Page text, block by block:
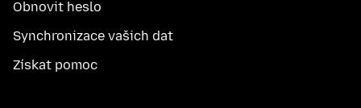
Obnovit heslo
Synchronizace vašich dat
Získat pomoc